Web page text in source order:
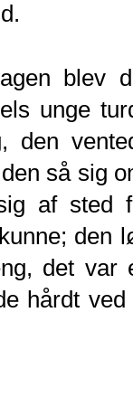
blev
unge
den
så sig
af sted
den
det var
hårdt ved